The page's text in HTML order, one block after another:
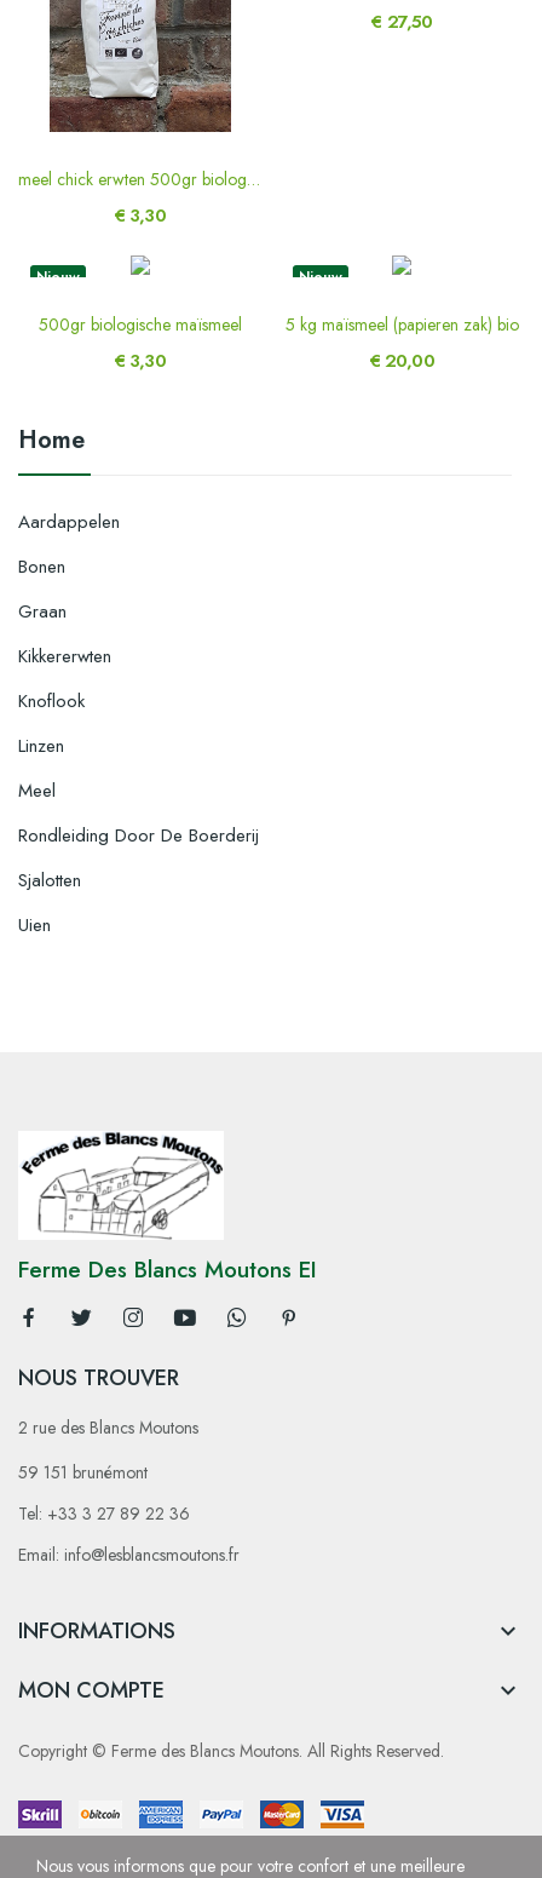
Home
Aardappelen
Bonen
Graan
Kikkererwten
Knoflook
Linzen
Meel
Rondleiding Door De Boerderij
Sjalotten
Uien
meel chick erwten 500gr biologisch
€ 3,30
€ 27,50
Nieuw
500gr biologische maïsmeel
€ 3,30
Nieuw
5 kg maïsmeel (papieren zak) bio
€ 20,00
Ferme Des Blancs Moutons EI
NOUS TROUVER
2 rue des Blancs Moutons
59 151 brunémont
Tel: +33 3 27 89 22 36
Email: info@lesblancsmoutons.fr
INFORMATIONS 
MON COMPTE 
Copyright © Ferme des Blancs Moutons. All Rights Reserved.
Nous vous informons que pour votre confort et une meilleure